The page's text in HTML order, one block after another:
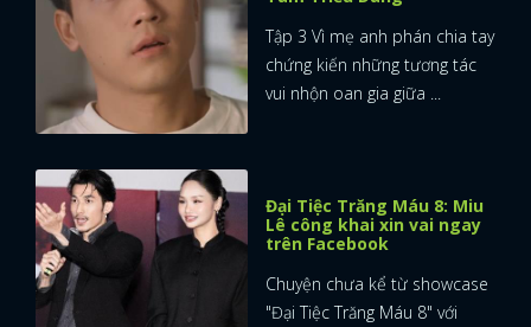
Tập 3 Vì mẹ anh phán chia tay
chứng kiến những tương tác
vui nhộn oan gia giữa ...
Đại Tiệc Trăng Máu 8: Miu
Lê công khai xin vai ngay
trên Facebook
Chuyện chưa kể từ showcase
"Đại Tiệc Trăng Máu 8" với